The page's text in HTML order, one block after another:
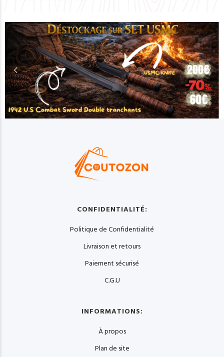
CONFIDENTIALITÉ:
Politique de Confidentialité
Livraison et retours
Paiement sécurisé
C.G.U
INFORMATIONS:
À propos
Plan de site